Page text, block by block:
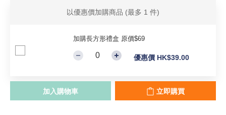
以優惠價加購商品 (最多 1 件)
加購長方形禮盒 原價$69
優惠價 HK$39.00
加入購物車 立即購買